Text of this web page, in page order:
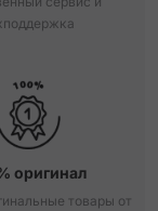
оригинал
товары от